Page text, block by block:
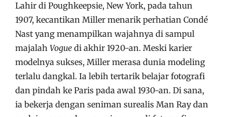
Lahir di Poughkeepsie, New York, pada tahun
1907, kecantikan Miller menarik perhatian Condé
Nast yang menampilkan wajahnya di sampul
majalah Vogue di akhir 1920-an. Meski karier
modelnya sukses, Miller merasa dunia modeling
terlalu dangkal. Ia lebih tertarik belajar fotografi
dan pindah ke Paris pada awal 1930-an. Di sana,
ia bekerja dengan seniman surealis Man Ray dan